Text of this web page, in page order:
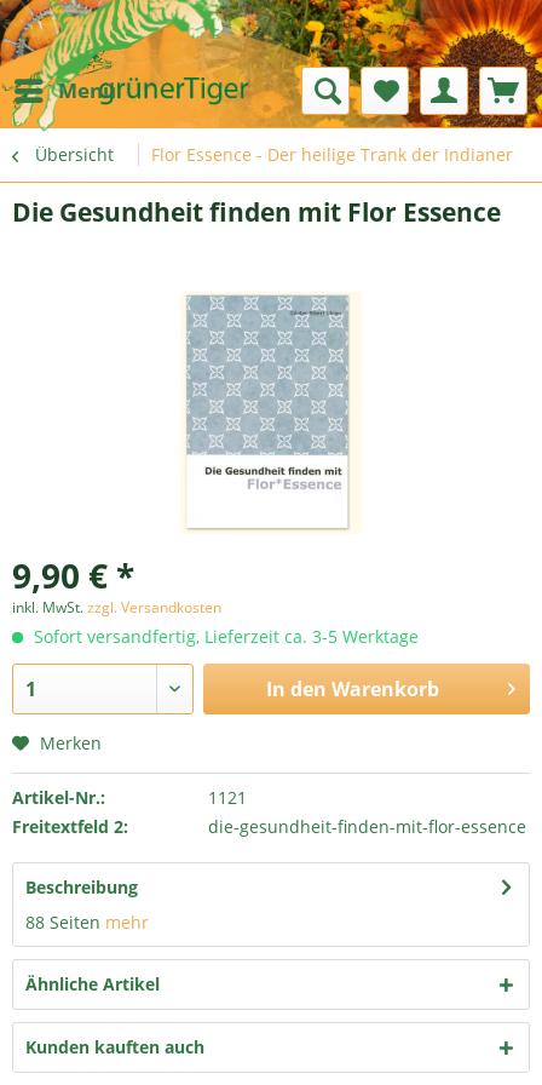
Menü
Übersicht Flor Essence - Der heilige Trank der Indianer
Die Gesundheit finden mit Flor Essence
9,90 € *
inkl. MwSt.zzgl. Versandkosten
Sofort versandfertig, Lieferzeit ca. 3-5 Werktage
In den Warenkorb
Merken
Artikel-Nr.:
1121
Freitextfeld 2:
die-gesundheit-finden-mit-flor-essence
Beschreibung
88 Seiten mehr
Ähnliche Artikel
Kunden kauften auch